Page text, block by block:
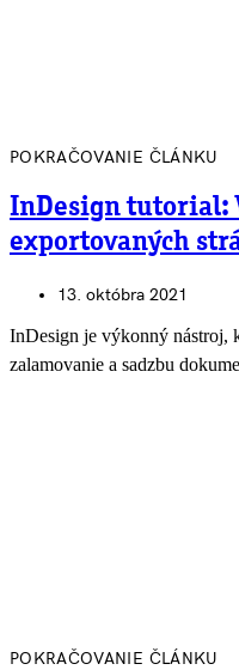
POKRAČOVANIE ČLÁNKU
InDesign tutorial:
exportovaných
13. októbra 2021
InDesign je výkonný nástroj,
zalamovanie a sadzbu
POKRAČOVANIE ČLÁNKU